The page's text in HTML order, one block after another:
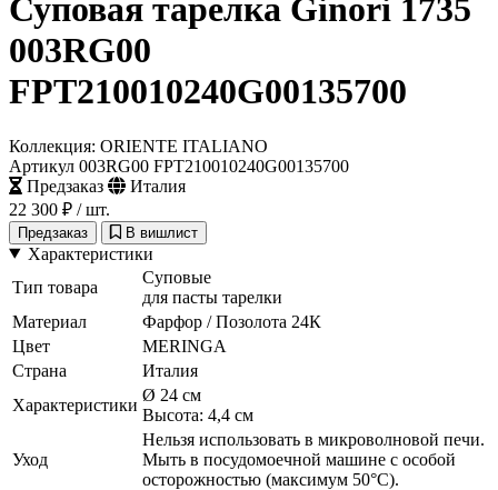
Суповая тарелка Ginori 1735
003RG00
FPT210010240G00135700
Коллекция: ORIENTE ITALIANO
Артикул 003RG00 FPT210010240G00135700
Предзаказ
Италия
22 300 ₽ / шт.
Предзаказ В вишлист
Характеристики
Тип товара
Суповые
для пасты тарелки
Материал
Фарфор / Позолота 24К
Цвет
MERINGA
Страна
Италия
Характеристики
Ø 24 см
Высота: 4,4 см
Уход
Нельзя использовать в микроволновой печи.
Мыть в посудомоечной машине с особой
осторожностью (максимум 50°C).